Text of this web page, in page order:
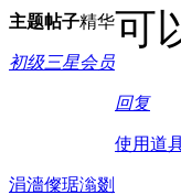
主题帖子精华
初级三星会员
可
回复
使用道
涓濇儏琚滃剟